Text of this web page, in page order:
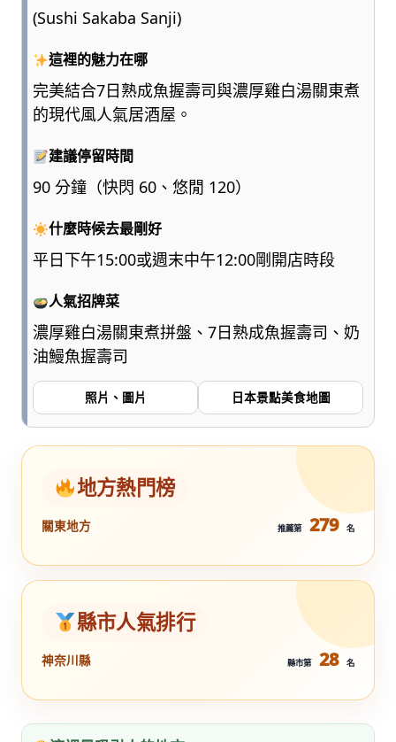
(Sushi Sakaba Sanji)
這裡的魅力在哪
完美結合7日熟成魚握壽司與濃厚雞白湯關東煮
的現代風人氣居酒屋。
建議停留時間
90 分鐘（快閃 60、悠閒 120）
什麼時候去最剛好
平日下午15:00或週末中午12:00剛開店時段
人氣招牌菜
濃厚雞白湯關東煮拼盤、7日熟成魚握壽司、奶
油鰻魚握壽司
照片、圖片 日本景點美食地圖
地方熱門榜
關東地方 推薦第 279 名
縣市人氣排行
神奈川縣 縣市第 28 名